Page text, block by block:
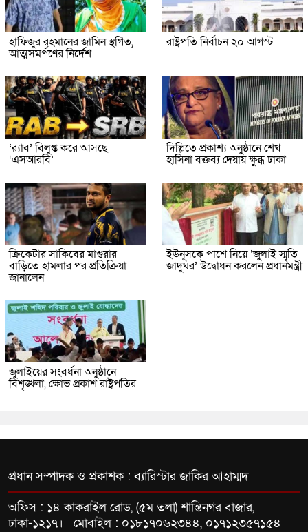
হাফিজুর রহমানের জামিন স্থগিত,
আত্মসমর্পণের নির্দেশ
রাষ্ট্রপতি নির্বাচন ২০ আগস্ট
‘র‍্যাব’ বিলুপ্ত করে আসছে
‘এসআরবি’
দিল্লিতে প্রকাশ্য অনুষ্ঠানে শেখ
হাসিনা বক্তব্য দেয়ায় ক্ষুব্ধ ঢাকা
ক্রিকেটার সাকিবের মাগুরার
বাড়িতে হামলার পর প্রতিক্রিয়া
জানালেন
ইউনূসকে পাশে নিয়ে ‘জুলাই স্মৃতি
জাদুঘর’ উদ্বোধন করলেন প্রধানমন্ত্রী
জুলাইয়ের সংবর্ধনা অনুষ্ঠানে
বিশৃঙ্খলা, ক্ষোভ প্রকাশ রাষ্ট্রপতির
প্রধান সম্পাদক ও প্রকাশক : ব্যারিস্টার জাকির আহাম্মদ
অফিস : ১৪ কাকরাইল রোড, (৫ম তলা) শান্তিনগর বাজার,
ঢাকা-১২১৭। মোবাইল : ০১৮১৭০৬২৩৪৪, ০১৭১২৩৫৭১৫৪